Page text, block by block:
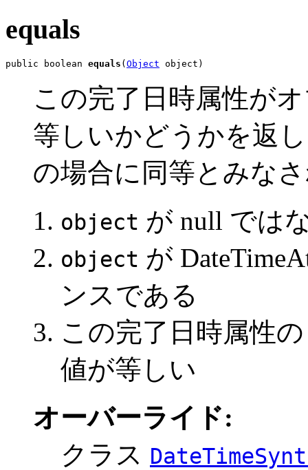
equals
public boolean equals (Object object)
この完了日時属性が
等しいかどうかを返
の場合に同等とみな
object が null では
object が
ンスである
この完了日時属性
値が等しい
オーバーライド:
クラス